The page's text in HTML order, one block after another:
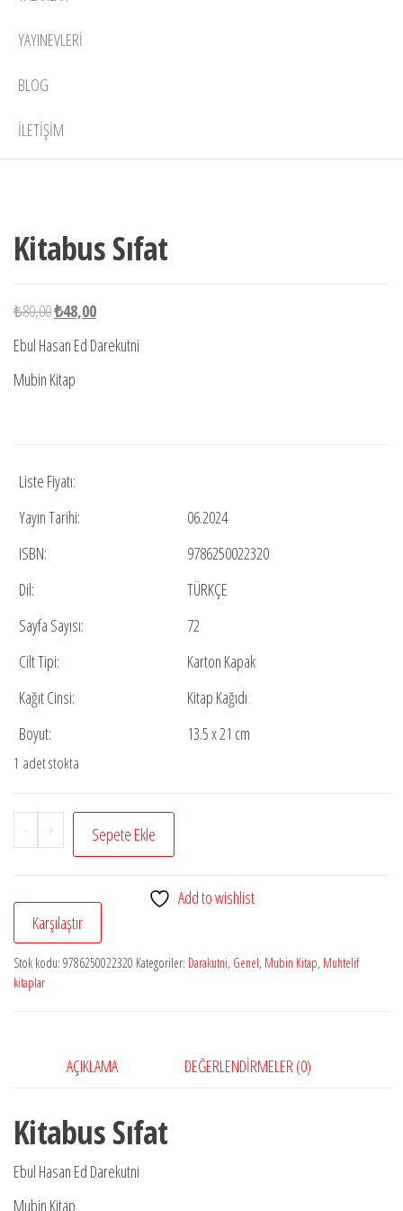
YAYINEVLERI
BLOG
İLETIŞIM
Kitabus Sıfat
₺80,00Orijinal
fiyat:
₺48,00Şu
andaki
Ebul Hasan Ed Darekutni
Mubin Kitap
Liste Fiyatı:
Yayın Tarihi:
06.2024
ISBN:
9786250022320
Dil:
TÜRKÇE
Sayfa Sayısı:
72
Cilt Tipi:
Karton Kapak
Kağıt Cinsi:
Kitap Kağıdı
Boyut:
13.5 x 21 cm
1 adet stokta
-
Kitabus
Sıfat
+ Sepete Ekle
Add to wishlist
Karşılaştır
Stok kodu: 9786250022320 Kategoriler: Darakutni, Genel, Mubin Kitap, Muhtelif
kitaplar
AÇIKLAMA DEĞERLENDIRMELER (0)
Kitabus Sıfat
Ebul Hasan Ed Darekutni
Mubin Kitap